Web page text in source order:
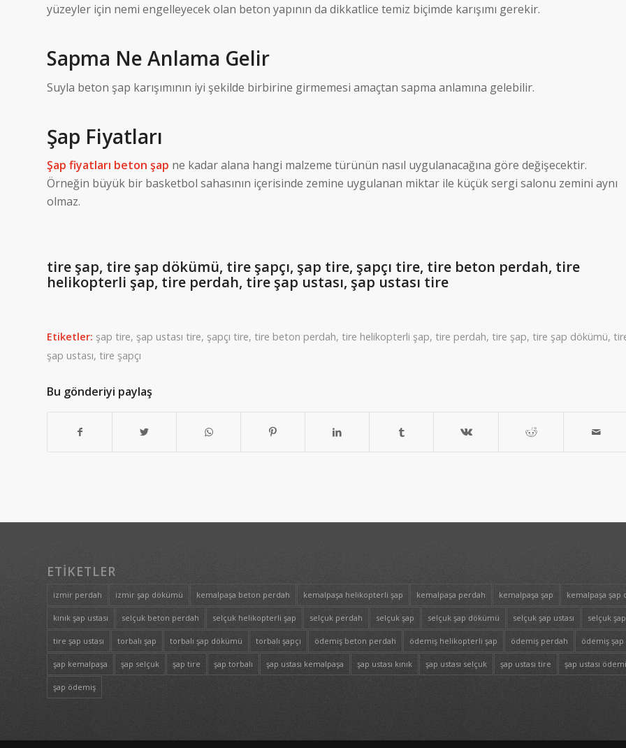
yüzeyler için nemi engelleyecek olan beton yapının da dikkatlice temiz biçimde karışımı gerekir.
Sapma Ne Anlama Gelir
Suyla beton şap karışımının iyi şekilde birbirine girmemesi amaçtan sapma anlamına gelebilir.
Şap Fiyatları
Şap fiyatları beton şap ne kadar alana hangi malzeme türünün nasıl uygulanacağına göre değişecektir.
Örneğin büyük bir basketbol sahasının içerisinde zemine uygulanan miktar ile küçük sergi salonu zemini aynı
olmaz.
tire şap, tire şap dökümü, tire şapçı, şap tire, şapçı tire, tire beton perdah, tire
helikopterli şap, tire perdah, tire şap ustası, şap ustası tire
Etiketler: şap tire, şap ustası tire, şapçı tire, tire beton perdah, tire helikopterli şap, tire perdah, tire şap, tire şap dökümü,
şap ustası, tire şapçı
Bu gönderiyi paylaş
ETIKETLER
izmir perdah izmir şap dökümü kemalpaşa beton perdah kemalpaşa helikopterli şap kemalpaşa perdah kemalpaşa şap kemalpaşa şap
kınık şap ustası selçuk beton perdah selçuk helikopterli şap selçuk perdah selçuk şap selçuk şap dökümü selçuk şap ustası selçuk
tire şap ustası torbalı şap torbalı şap dökümü torbalı şapçı ödemiş beton perdah ödemiş helikopterli şap ödemiş perdah ödemiş şap
şap kemalpaşa şap selçuk şap tire şap torbalı şap ustası kemalpaşa şap ustası kınık şap ustası selçuk şap ustası tire şap ustası
şap ödemiş